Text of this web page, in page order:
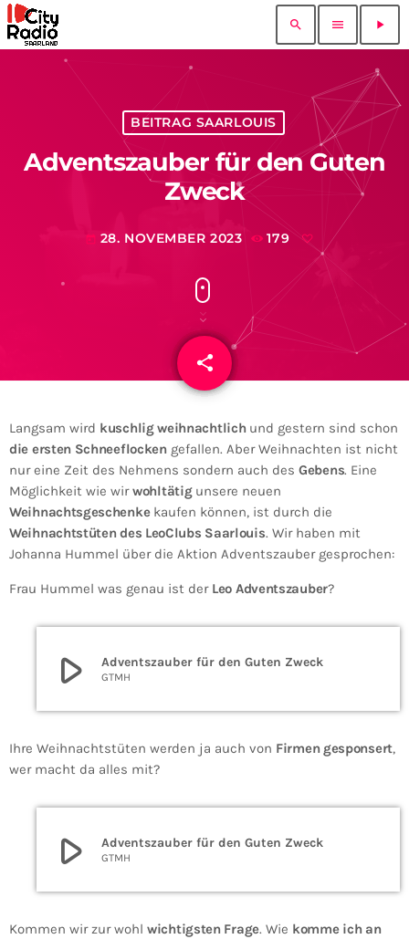
search menu play_arrow
BEITRAG SAARLOUIS
Adventszauber für den Guten
Zweck
today 28. NOVEMBER 2023 179
share
email
Langsam wird kuschlig weihnachtlichund gestern sind schon
die ersten Schneeflockengefallen. Aber Weihnachten ist nicht
nur eine Zeit des Nehmens sondern auch des Gebens. Eine
Möglichkeit wie wirwohltätigunsere neuen
Weihnachtsgeschenkekaufen können, ist durch die
Weihnachtstüten des LeoClubs Saarlouis. Wir haben mit
Johanna Hummel über die Aktion Adventszauber gesprochen:
Frau Hummel was genau ist der Leo Adventszauber?
play_arrow Adventszauber für den Guten Zweck
GTMH
Ihre Weihnachtstüten werden ja auch von Firmen gesponsert,
wer macht da alles mit?
play_arrow Adventszauber für den Guten Zweck
GTMH
Kommen wir zur wohl wichtigsten Frage. Wie komme ich an